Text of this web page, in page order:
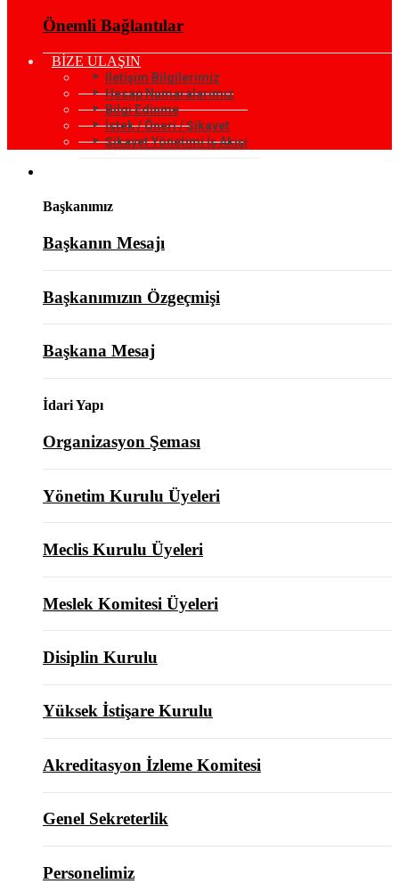
Önemli Bağlantılar
BİZE ULAŞIN
İletişim Bilgilerimiz
Hesap Numaralarımız
Bilgi Edinme
İstek / Öneri / Şikayet
Şikayet Yönetimi İş Akışı
Başkanımız
Başkanın Mesajı
Başkanımızın Özgeçmişi
Başkana Mesaj
İdari Yapı
Organizasyon Şeması
Yönetim Kurulu Üyeleri
Meclis Kurulu Üyeleri
Meslek Komitesi Üyeleri
Disiplin Kurulu
Yüksek İstişare Kurulu
Akreditasyon İzleme Komitesi
Genel Sekreterlik
Personelimiz